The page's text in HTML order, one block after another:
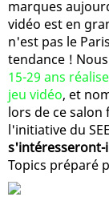
marques
vidéo est en
n'est pas le
tendance !
15-29 ans
jeu vidéo, et
lors de ce salon
l'initiative du
s'intéresseront-
Topics préparé